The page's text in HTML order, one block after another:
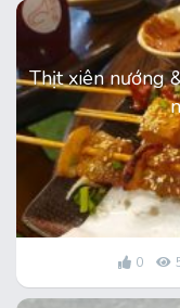
Thịt xiên nướng
0